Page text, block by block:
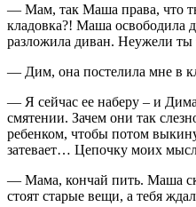
— Мам, так Маша права, что
кладовка?! Маша освободила
разложила диван. Неужели ты
— Дим, она постелила мне в
— Я сейчас ее наберу – и
смятении. Зачем они так
ребенком, чтобы потом
затевает… Цепочку моих
— Мама, кончай пить. Маша
стоят старые вещи, а тебя